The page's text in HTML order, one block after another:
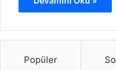
Popüler